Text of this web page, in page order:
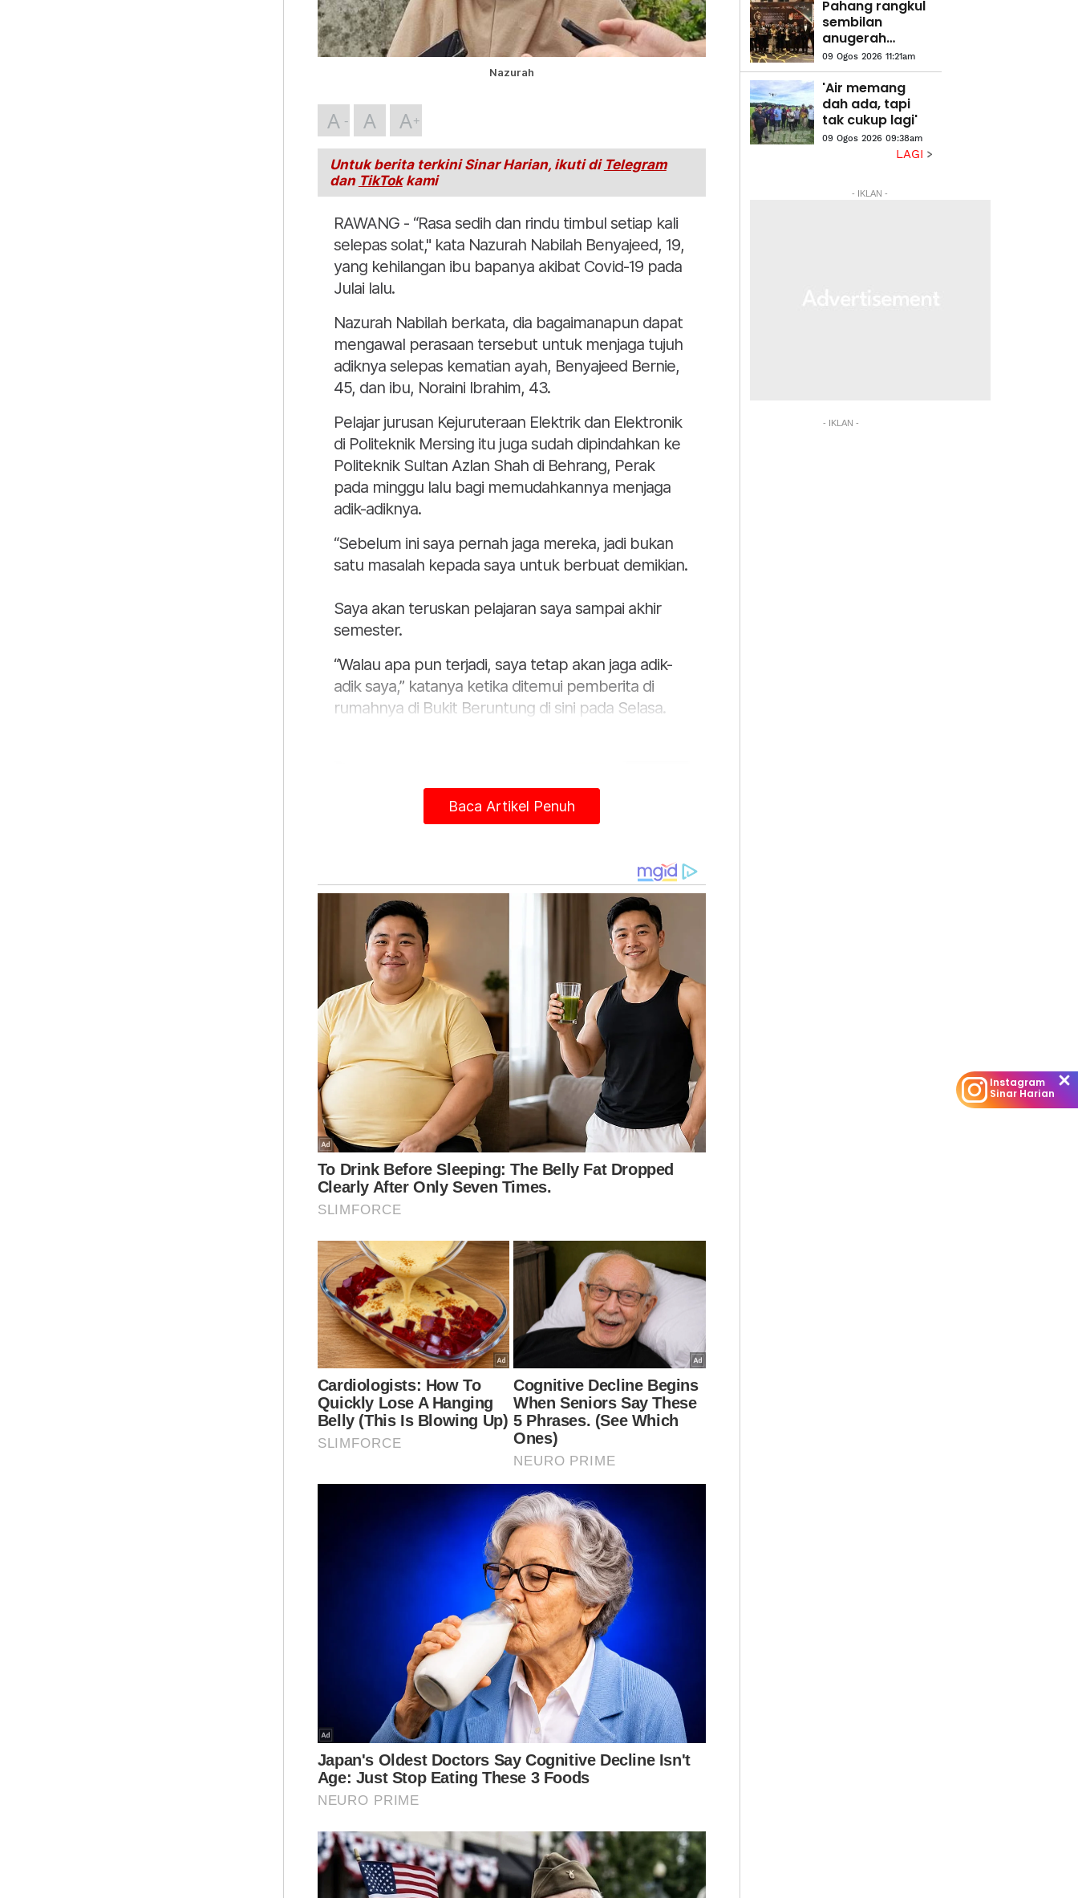
Nazurah
A A A
Untuk berita terkini Sinar Harian, ikuti di Telegram
dan TikTokkami
RAWANG - “Rasa sedih dan rindu timbul setiap kali
selepas solat," kata Nazurah Nabilah Benyajeed, 19,
yang kehilangan ibu bapanya akibat Covid-19 pada
Julai lalu.
Nazurah Nabilah berkata, dia bagaimanapun dapat
mengawal perasaan tersebut untuk menjaga tujuh
adiknya selepas kematian ayah, Benyajeed Bernie,
45, dan ibu, Noraini Ibrahim, 43.
Pelajar jurusan Kejuruteraan Elektrik dan Elektronik
di Politeknik Mersing itu juga sudah dipindahkan ke
Politeknik Sultan Azlan Shah di Behrang, Perak
pada minggu lalu bagi memudahkannya menjaga
adik-adiknya.
“Sebelum ini saya pernah jaga mereka, jadi bukan
satu masalah kepada saya untuk berbuat demikian.
Saya akan teruskan pelajaran saya sampai akhir
semester.
“Walau apa pun terjadi, saya tetap akan jaga adik-
adik saya,” katanya ketika ditemui pemberita di
rumahnya di Bukit Beruntung di sini pada Selasa.
Nazurah (kiri) bersama adik-adiknya ketika ditemui di rumah mereka di
Bukit Beruntung, Rawang pada Selasa.
Nazurah Nabilah berkata, adiknya, Muhammad
Muzakkir Benyajeed, 18, turut ditawarkan bekerja di
Boustead Holdings selepas Perdana Menteri, Datuk
Seri Ismail Sabri Yaakob yang ketika itu Timbalan
Perdana Menteri dan Menteri Pertahanan melawat
mereka lapan beradik pada Julai lalu.
Bagaimanapun, katanya, Muhammad Muzakkir
menolak tawaran tersebut kerana ingin bekerja di
sekitar kawasan rumah bagi membantunya
menjaga adik-beradik lain.
“Tapi kalau dia rasa boleh menggalas
tanggungjawab walaupun bekerja di tempat yang
jauh, dia akan pergi juga nanti,” ujarnya.
'Saya tetap bertahan walau berdarah' - Sanusi
Jangka hayat penduduk Singapura menurun akibat
Covid-19
Anwar zahir rasa sedih pemergian Razali
Pada Julai lalu, episod duka menimpa lapan beradik
itu bermula apabila bapa mereka menghembuskan
nafas terakhir di Hospital Selayang pada 16 Julai
lalu, diikuti ibu mereka dua hari selepas itu, kedua-
duanya akibat jangkitan Covid-19.
enam lagi ialah Nurhani Nabilah, 16, Numasuhah
Nabilah, 14, Muhammad Benjamin, 13, Muhammad
Bennazir Sulaiman, 10, Nur Rawdhah Nabilah, 8 dan
Baca Artikel Penuh
cetus
kebimbangan
penduduk
Pahang rangkul
sembilan
anugerah
Malam
Anugerah
Industri
Pelancongan
2026
09 Ogos 2026 11:21am
'Air memang
dah ada, tapi
tak cukup lagi'
09 Ogos 2026 09:38am
LAGI
- IKLAN -
- IKLAN -
Instagram
Sinar Harian